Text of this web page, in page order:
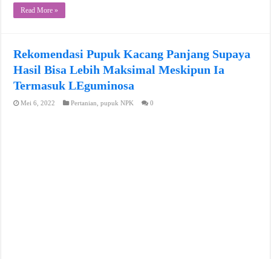
Read More »
Rekomendasi Pupuk Kacang Panjang Supaya
Hasil Bisa Lebih Maksimal Meskipun Ia
Termasuk LEguminosa
Mei 6, 2022 Pertanian ,pupuk NPK 0